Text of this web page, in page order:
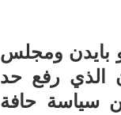
بايدن ومجلس
الذي رفع حد
شهورا من سياسة حافة